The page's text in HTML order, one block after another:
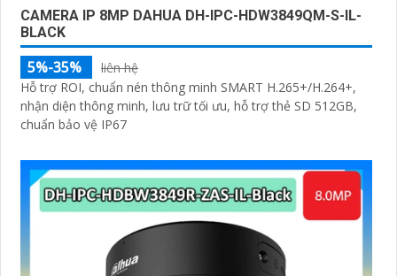
CAMERA IP 8MP DAHUA DH-IPC-HDW3849QM-S-IL-
BLACK
5%-35%
liên hệ
Hỗ trợ ROI, chuẩn nén thông minh SMART H.265+/H.264+,
nhận diện thông minh, lưu trữ tối ưu, hỗ trợ thẻ SD 512GB,
chuẩn bảo vệ IP67